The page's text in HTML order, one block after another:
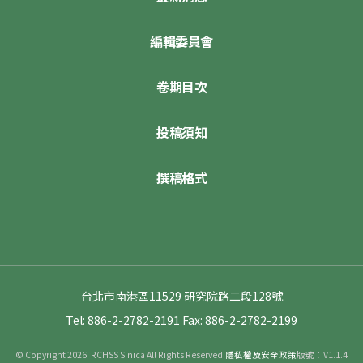
編輯委員會
卷期目次
投稿須知
撰稿格式
台北市南港區11529 研究院路二段128號
Tel: 886-2-2782-2191 Fax: 886-2-2782-2199
© Copyright 2026. RCHSS Sinica All Rights Reserved.隱私權及安全政策版號：V1.1.4